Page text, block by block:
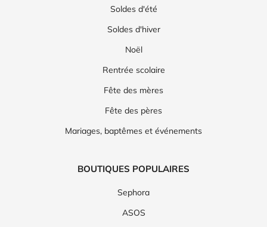
Soldes d'été
Soldes d'hiver
Noël
Rentrée scolaire
Fête des mères
Fête des pères
Mariages, baptêmes et événements
BOUTIQUES POPULAIRES
Sephora
ASOS